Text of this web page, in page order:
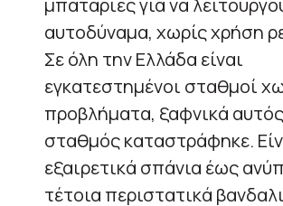
αυτοδύναμα, χωρίς χρήση
Σε όλη την Ελλάδα είναι
εγκατεστημένοι σταθμοί
προβλήματα, ξαφνικά
σταθμός καταστράφηκε.
εξαιρετικά σπάνια έως
τέτοια περιστατικά